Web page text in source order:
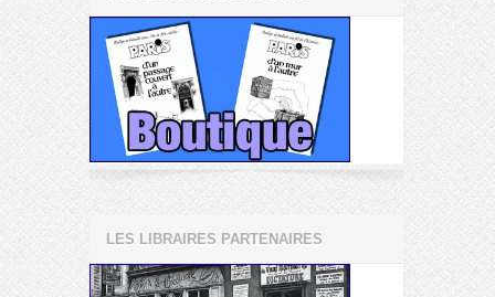
LES LIBRAIRES PARTENAIRES